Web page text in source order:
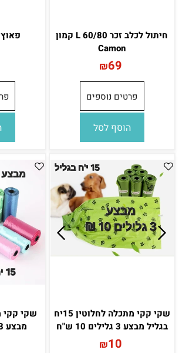
חיתול לכלב זכר L 60/80 קמון
Camon
₪69
פרטים נוספים
הוסף לסל
שקי קקי מתכלה לחלוטין 15יח
בגליל מבצע 3 גלילים 10 ש"ח
₪10
מבצע 3 גלילים 10 ש"ח